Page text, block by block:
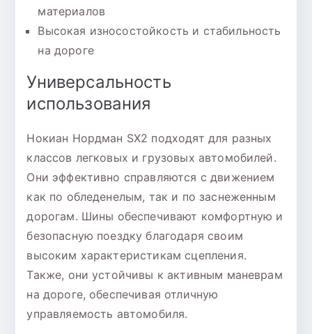
материалов
Высокая износостойкость и стабильность
на дороге
Универсальность
использования
Нокиан Нордман SX2 подходят для разных
классов легковых и грузовых автомобилей.
Они эффективно справляются с движением
как по обледенелым, так и по заснеженным
дорогам. Шины обеспечивают комфортную и
безопасную поездку благодаря своим
высоким характеристикам сцепления.
Также, они устойчивы к активным маневрам
на дороге, обеспечивая отличную
управляемость автомобиля.